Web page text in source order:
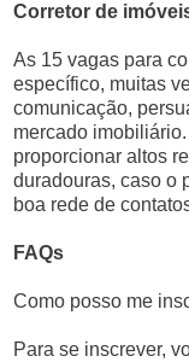
Corretor de
As 15 vagas para
específico, muitas
comunicação,
mercado
proporcionar altos
duradouras, caso o
boa rede de
FAQs
Como posso me
Para se inscrever,